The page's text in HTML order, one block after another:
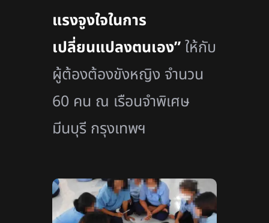
แรงจูงใจในการ
เปลี่ยนแปลงตนเอง”ให้กับ
ผู้ต้องต้องขังหญิง จำนวน
60 คน ณ เรือนจำพิเศษ
มีนบุรี กรุงเทพฯ